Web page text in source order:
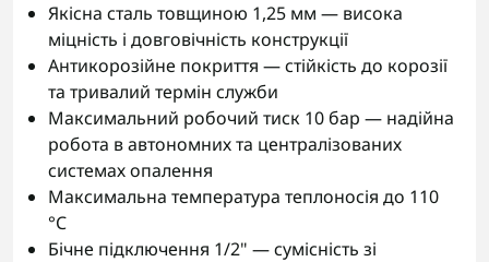
Якісна сталь товщиною 1,25 мм — висока
міцність і довговічність конструкції
Антикорозійне покриття — стійкість до корозії
та тривалий термін служби
Максимальний робочий тиск 10 бар — надійна
робота в автономних та централізованих
системах опалення
Максимальна температура теплоносія до 110
°C
Бічне підключення 1/2" — сумісність зі